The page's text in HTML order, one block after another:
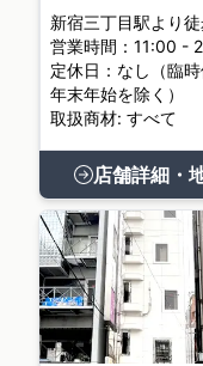
新宿三丁目駅より
営業時間：11:00 -
定休日：なし（臨時
年末年始を除く）
取扱商材: すべて
店舗詳細・